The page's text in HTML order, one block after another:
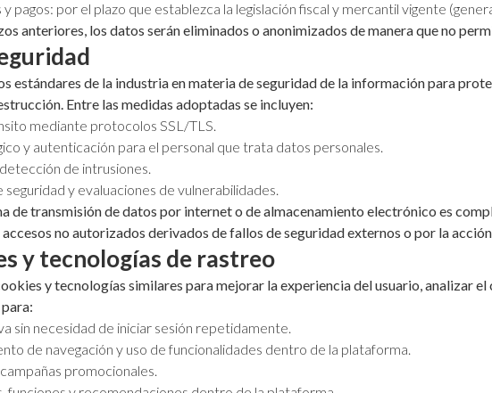
pagos: por el plazo que establezca la legislación fiscal y mercantil vigente
anteriores, los datos serán eliminados o anonimizados de manera que no
estándares de la industria en materia de seguridad de la información para
Entre las medidas adoptadas se incluyen:
mediante protocolos SSL/TLS.
y autenticación para el personal que trata datos personales.
de intrusiones.
y evaluaciones de vulnerabilidades.
de transmisión de datos por internet o de almacenamiento electrónico es
no autorizados derivados de fallos de seguridad externos o por la
y tecnologías de rastreo
y tecnologías similares para mejorar la experiencia del usuario, analizar
sin necesidad de iniciar sesión repetidamente.
de navegación y uso de funcionalidades dentro de la plataforma.
promocionales.